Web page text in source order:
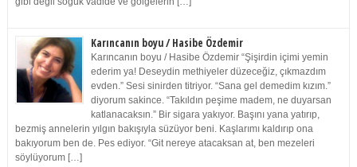
Karıncanın boyu / Hasibe Özdemir
Karıncanın boyu / Hasibe Özdemir “Şişirdin içimi yemin
ederim ya! Deseydin methiyeler düzeceğiz, çıkmazdım
evden.” Sesi sinirden titriyor. “Sana gel demedim kızım.”
diyorum sakince. “Takıldın peşime madem, ne duyarsan
katlanacaksın.” Bir sigara yakıyor. Başını yana yatırıp,
bezmiş annelerin yılgın bakışıyla süzüyor beni. Kaşlarımı kaldırıp ona
bakıyorum ben de. Pes ediyor. “Git nereye atacaksan at, ben mezeleri
söylüyorum […]